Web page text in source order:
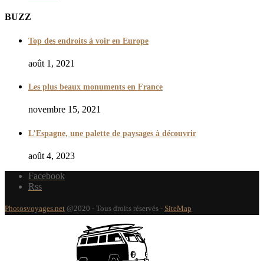
BUZZ
Top des endroits à voir en Europe
août 1, 2021
Les plus beaux monuments en France
novembre 15, 2021
L’Espagne, une palette de paysages à découvrir
août 4, 2023
Facebook
Rss
Photosvoyages.net @2020 - Tous droits réservés - SiteMap